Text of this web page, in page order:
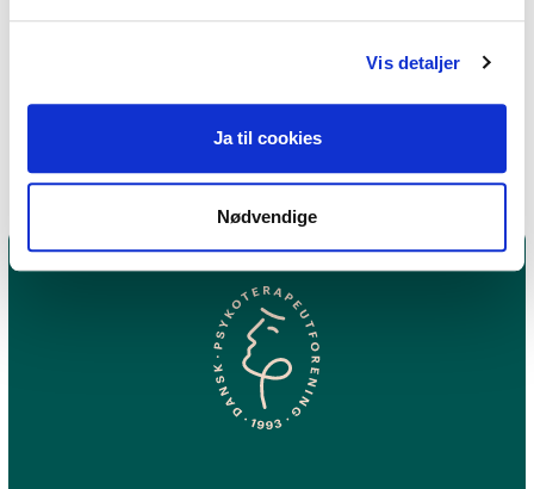
Vis detaljer
Ja til cookies
Nødvendige
immunforsvaret?
Kan man få stress af sorg?